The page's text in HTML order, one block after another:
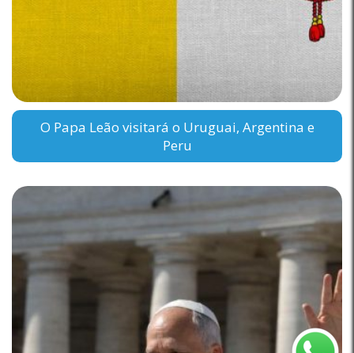
O Papa Leão visitará o Uruguai, Argentina e
Peru